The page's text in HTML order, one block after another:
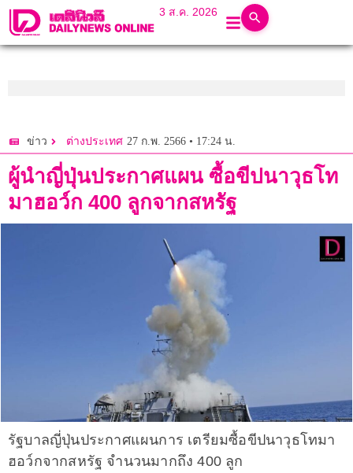
3 ส.ค. 2026
ข่าว ต่างประเทศ 27 ก.พ. 2566 • 17:24 น.
ผู้นำญี่ปุ่นประกาศแผน ซื้อขีปนาวุธโท
มาฮอว์ก 400 ลูกจากสหรัฐ
รัฐบาลญี่ปุ่นประกาศแผนการ เตรียมซื้อขีปนาวุธโทมา
ฮอว์กจากสหรัฐ จำนวนมากถึง 400 ลูก